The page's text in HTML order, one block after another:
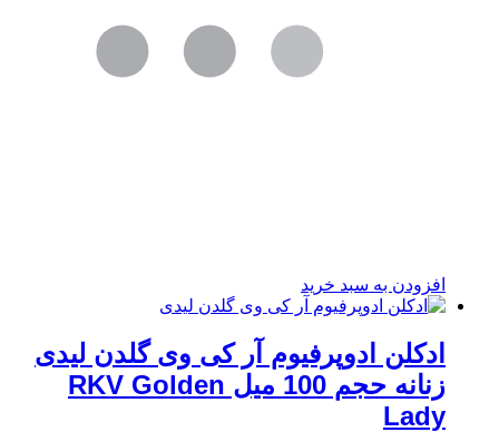
افزودن به سبد خرید
ادکلن ادوپرفیوم آر کی وی گلدن لیدی
زنانه حجم 100 میل RKV Golden
Lady